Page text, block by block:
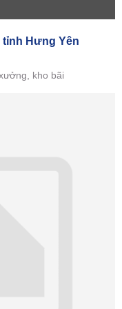
Hưng Yên
kho bãi